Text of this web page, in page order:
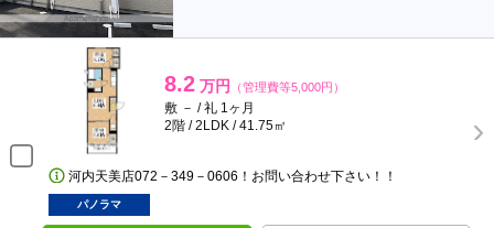
8.2 万円 （管理費等5,000円）
敷 － / 礼 1ヶ月
2階 / 2LDK / 41.75㎡
河内天美店072－349－0606！お問い合わせ下さい！！
パノラマ